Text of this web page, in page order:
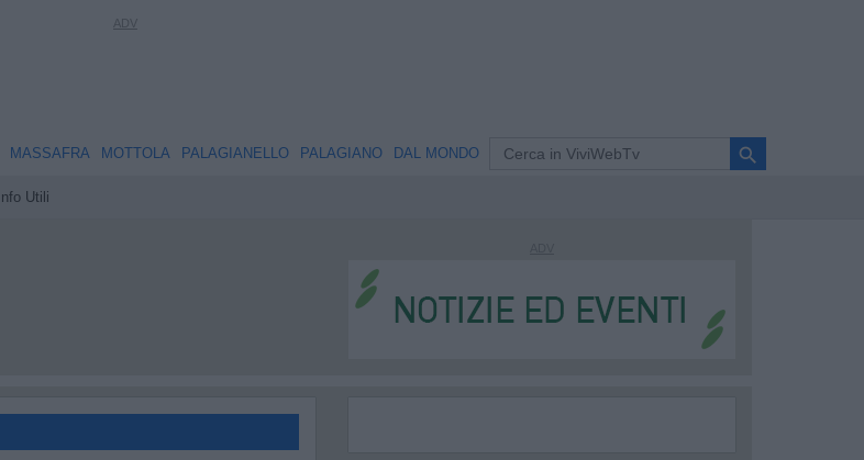
Info Utili
MASSAFRA MOTTOLA PALAGIANELLO PALAGIANO DAL MONDO search